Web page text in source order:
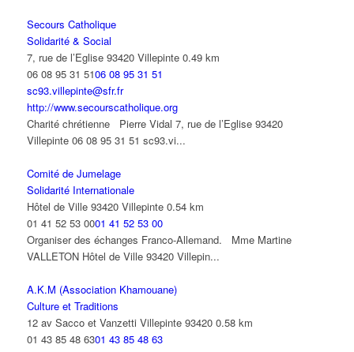
Secours Catholique
Solidarité & Social
7, rue de l’Eglise 93420 Villepinte 0.49 km
06 08 95 31 5106 08 95 31 51
sc93.villepinte@sfr.fr
http://www.secourscatholique.org
Charité chrétienne Pierre Vidal 7, rue de l’Eglise 93420
Villepinte 06 08 95 31 51 sc93.vi...
Comité de Jumelage
Solidarité Internationale
Hôtel de Ville 93420 Villepinte 0.54 km
01 41 52 53 0001 41 52 53 00
Organiser des échanges Franco-Allemand. Mme Martine
VALLETON Hôtel de Ville 93420 Villepin...
A.K.M (Association Khamouane)
Culture et Traditions
12 av Sacco et Vanzetti Villepinte 93420 0.58 km
01 43 85 48 6301 43 85 48 63